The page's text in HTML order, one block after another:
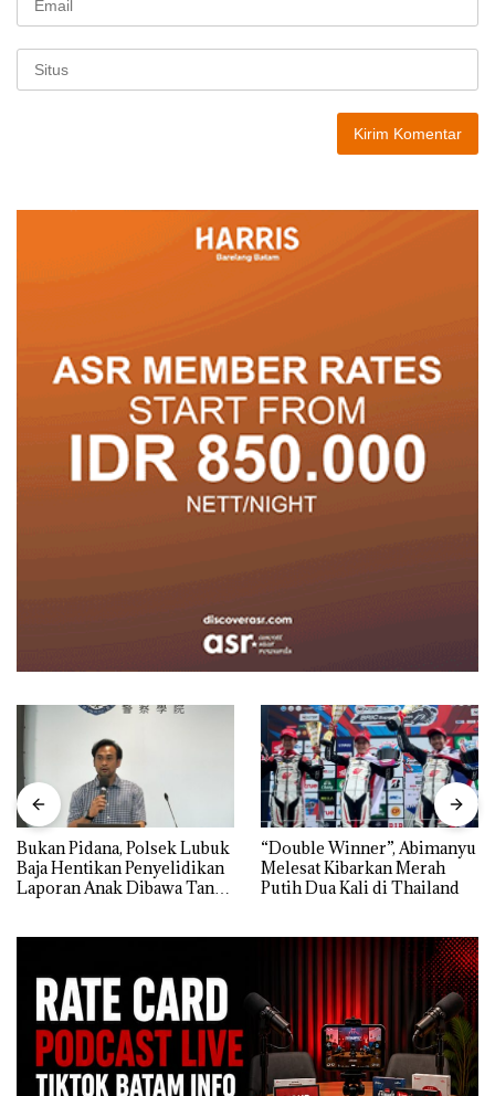
Bukan Pidana, Polsek Lubuk
Baja Hentikan Penyelidikan
Laporan Anak Dibawa Tanpa
“Double Winner”, Abimanyu
Melesat Kibarkan Merah
Putih Dua Kali di Thailand